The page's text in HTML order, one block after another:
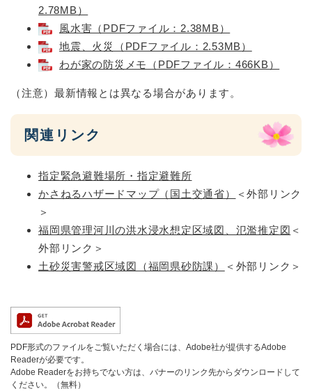
2.78MB）
風水害（PDFファイル：2.38MB）
地震、火災（PDFファイル：2.53MB）
わが家の防災メモ（PDFファイル：466KB）
（注意）最新情報とは異なる場合があります。
関連リンク
指定緊急避難場所・指定避難所
かさねるハザードマップ（国土交通省）
＜外部リンク
＞
福岡県管理河川の洪水浸水想定区域図、氾濫推定図 ＜
外部リンク＞
土砂災害警戒区域図（福岡県砂防課）
＜外部リンク＞
PDF形式のファイルをご覧いただく場合には、Adobe社が提供するAdobe
Readerが必要です。
Adobe Readerをお持ちでない方は、バナーのリンク先からダウンロードして
ください。（無料）